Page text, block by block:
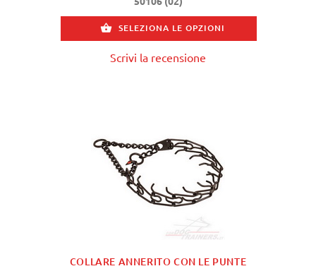
SELEZIONA LE OPZIONI
Scrivi la recensione
COLLARE ANNERITO CON LE PUNTE